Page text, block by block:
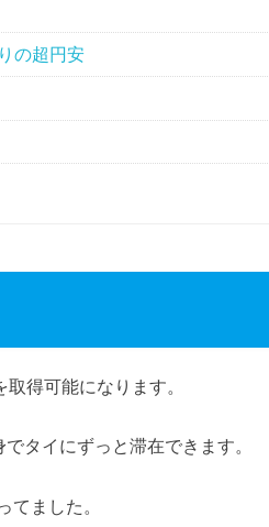
の超円安
取得可能になります。
タイにずっと滞在できます。
てました。